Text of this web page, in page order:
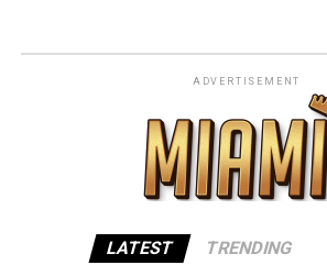
ADVERTISEMENT
LATEST TRENDING